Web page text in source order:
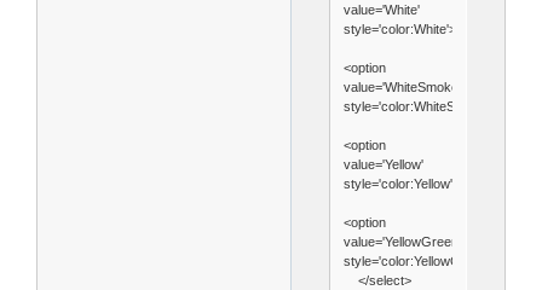
value='White'
style='color:White'>White</option>
<option
value='WhiteSmoke'
<option
value='Yellow'
style='color:Yellow'>Yellow</
<option
value='YellowGreen'
</select>